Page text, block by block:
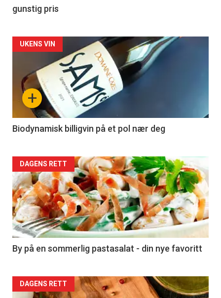
gunstig pris
Forsiden
akkurat
nå
4
+
UKENS VIN
Biodynamisk billigvin på et pol nær deg
Forsiden
akkurat
nå
-
5
DAGENS RETT
By på en sommerlig pastasalat - din nye favoritt
Forsiden
DAGENS RETT